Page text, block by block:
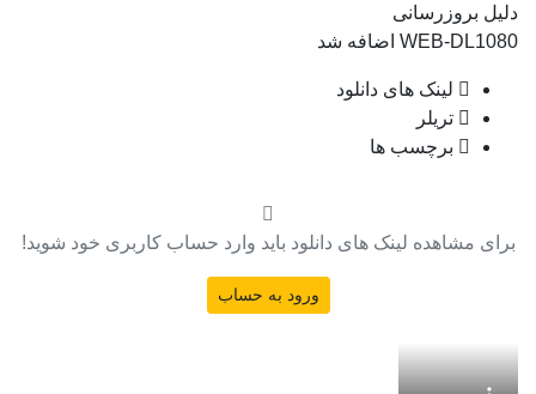
دلیل بروزرسانی
WEB-DL1080 اضافه شد
لینک های دانلود
تریلر
برچسب ها
برای مشاهده لینک های دانلود باید وارد حساب کاربری خود شوید!
ورود به حساب